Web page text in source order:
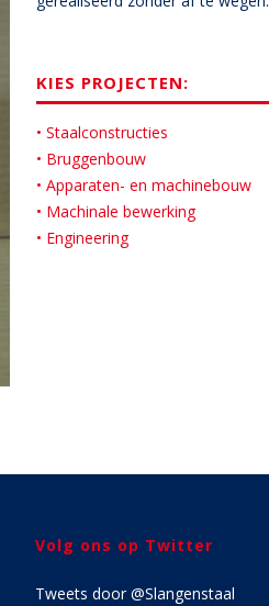
KIES PROJECTEN:
• Staalconstructies
• Bruggenbouw
• Apparaten- en machinebouw
• Machinale bewerking
• Engineering
Volg ons op Twitter
Tweets door @Slangenstaal